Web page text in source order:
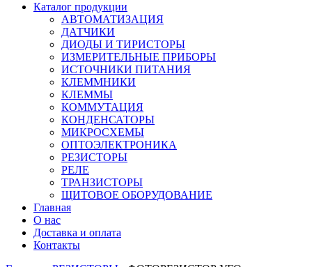
Каталог продукции
АВТОМАТИЗАЦИЯ
ДАТЧИКИ
ДИОДЫ И ТИРИСТОРЫ
ИЗМЕРИТЕЛЬНЫЕ ПРИБОРЫ
ИСТОЧНИКИ ПИТАНИЯ
КЛЕММНИКИ
КЛЕММЫ
КОММУТАЦИЯ
КОНДЕНСАТОРЫ
МИКРОСХЕМЫ
ОПТОЭЛЕКТРОНИКА
РЕЗИСТОРЫ
РЕЛЕ
ТРАНЗИСТОРЫ
ЩИТОВОЕ ОБОРУДОВАНИЕ
Главная
О нас
Доставка и оплата
Контакты